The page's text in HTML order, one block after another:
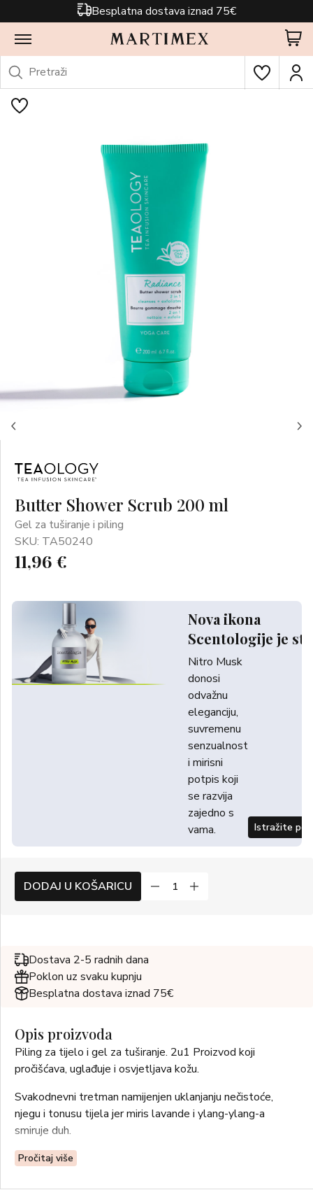
Besplatna dostava iznad 75€
Butter Shower Scrub 200 ml
Gel za tuširanje i piling
SKU: TA50240
11,96 €
Nova ikona
Scentologije je
Nitro Musk
donosi
odvažnu
eleganciju,
suvremenu
senzualnost
i mirisni
potpis koji
se razvija
zajedno s
vama.
Istražite
DODAJ U KOŠARICU
Dostava 2-5 radnih dana
Poklon uz svaku kupnju
Besplatna dostava iznad 75€
Opis proizvoda
Piling za tijelo i gel za tuširanje. 2u1 Proizvod koji
pročišćava, uglađuje i osvjetljava kožu.
Svakodnevni tretman namijenjen uklanjanju nečistoće,
njegu i tonusu tijela jer miris lavande i ylang-ylang-a
smiruje duh.
Pročitaj više